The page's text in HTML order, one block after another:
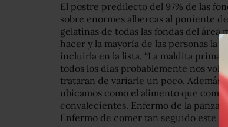
El postre predilecto del 97% de las
sobre enormes albercas al poniente
gelatinas de todas las fondas del
hacer y la mayoría de las personas la
incluirla en la lista. “La maldita
todos los días probablemente nos
trataran de variarle un poco.
ubicamos como el alimento que
convalecientes. Enfermo de la panza,
Enfermo de comer tan seguido este